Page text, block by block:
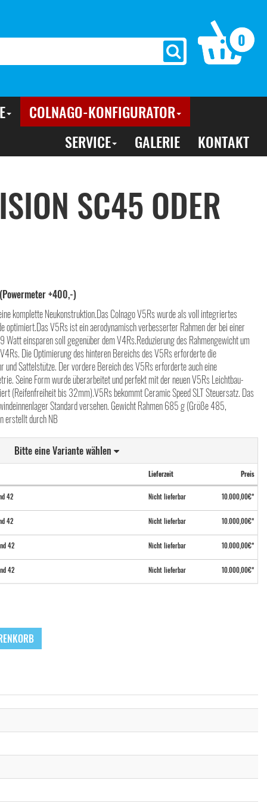
0
COLNAGO-KONFIGURATOR
SERVICE
GALERIE KONTAKT
SC45 ODER
+400,-)
komplette Neukonstruktion.Das Colnago V5Rs wurde als voll integriertes
optimiert.Das V5Rs ist ein aerodynamisch verbesserter Rahmen der bei einer
einsparen soll gegenüber dem V4Rs.Reduzierung des Rahmengewicht um
Die Optimierung des hinteren Bereichs des V5Rs erforderte die
und Sattelstütze. Der vordere Bereich des V5Rs erforderte auch eine
Seine Form wurde überarbeitet und perfekt mit der neuen V5Rs Leichtbau-
(Reifenfreiheit bis 32mm).V5Rs bekommt Ceramic Speed SLT Steuersatz. Das
Standard versehen. Gewicht Rahmen 685 g (Größe 485,
erstellt durch NB
Bitte eine Variante wählen
Lieferzeit Preis
42 Nicht lieferbar 10.000,00€*
42 Nicht lieferbar 10.000,00€*
42 Nicht lieferbar 10.000,00€*
42 Nicht lieferbar 10.000,00€*
42
42
42
DE: 2-4 Tage
10.000,00€*